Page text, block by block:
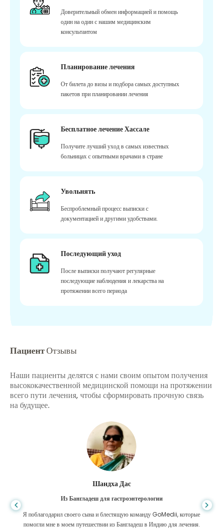
Доверительный обмен информацией и помощь
один на один с нашим медицинским
консультантом
Планирование лечения
От билета до визы и подбора самых доступных
пакетов при планировании лечения
Бесплатное лечение Хассале
Получите лучший уход в самых известных
больницах с опытными врачами в стране
Увольнять
Беспроблемный процесс выписки с
документацией и другими удобствами.
Последующий уход
После выписки получают регулярные
последующие наблюдения и лекарства на
протяжении всего периода
ПациентОтзывы
Наши пациенты делятся с нами своим опытом получения
высококачественной медицинской помощи на протяжении
всего пути лечения, чтобы сформировать прочную связь
на будущее.
Шандха Дас
Из Бангладеш для гастроэнтерологии
Я поблагодарил своего сына и блестящую команду GoMedii, которые
помогли мне в моем путешествии из Бангладеш в Индию для лечения.